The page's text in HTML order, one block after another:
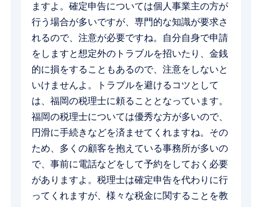
ますよ。確定申告については個人事業主の方が
行う場合が多いですが、専門的な知識が要求さ
れるので、注意が必要ですね。自分自身で申請
をしますと想定外のトラブルを招いたり、金銭
的に損をすることもあるので、注意をしないと
いけませんよ。トラブルを避けるコツとして
は、福岡の税理士に頼ることとなっています。
福岡の税理士については優秀な方が多いので、
円滑に手続きなどを済ませてくれますね。その
ため、多くの顧客を抱えている事務所が多いの
で、事前に電話などをして予約をしておく必要
がありますよ。税理士は確定申告を代わりに行
ってくれますが、様々な税金に関することを教